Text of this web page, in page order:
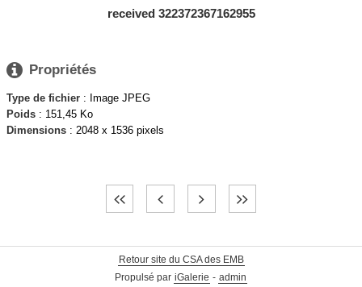
received 322372367162955
 Propriétés
Type de fichier : Image JPEG
Poids : 151,45 Ko
Dimensions : 2048 x 1536 pixels
Retour site du CSA des EMB
Propulsé par iGalerie - admin